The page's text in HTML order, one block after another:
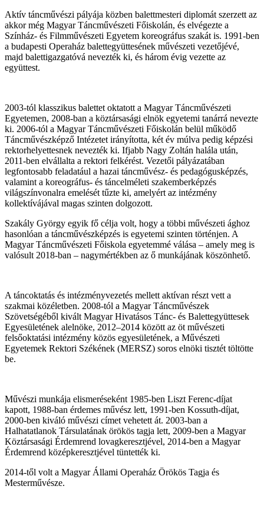
Aktív táncművészi pályája közben balettmesteri diplomát szerzett az
akkor még Magyar Táncművészeti Főiskolán, és elvégezte a
Színház- és Filmművészeti Egyetem koreográfus szakát is. 1991-ben
a budapesti Operaház balettegyüttesének művészeti vezetőjévé,
majd balettigazgatóvá nevezték ki, és három évig vezette az
együttest.
2003-tól klasszikus balettet oktatott a Magyar Táncművészeti
Egyetemen, 2008-ban a köztársasági elnök egyetemi tanárrá nevezte
ki. 2006-tól a Magyar Táncművészeti Főiskolán belül működő
Táncművészképző Intézetet irányította, két év múlva pedig képzési
rektorhelyettesnek nevezték ki. Ifjabb Nagy Zoltán halála után,
2011-ben elvállalta a rektori felkérést. Vezetői pályázatában
legfontosabb feladatául a hazai táncművész- és pedagógusképzés,
valamint a koreográfus- és táncelméleti szakemberképzés
világszínvonalra emelését tűzte ki, amelyért az intézmény
kollektívájával magas szinten dolgozott.
Szakály György egyik fő célja volt, hogy a többi művészeti ághoz
hasonlóan a táncművészképzés is egyetemi szinten történjen. A
Magyar Táncművészeti Főiskola egyetemmé válása – amely meg is
valósult 2018-ban – nagymértékben az ő munkájának köszönhető.
A táncoktatás és intézményvezetés mellett aktívan részt vett a
szakmai közéletben. 2008-tól a Magyar Táncművészek
Szövetségéből kivált Magyar Hivatásos Tánc- és Balettegyüttesek
Egyesületének alelnöke, 2012–2014 között az öt művészeti
felsőoktatási intézmény közös egyesületének, a Művészeti
Egyetemek Rektori Székének (MERSZ) soros elnöki tisztét töltötte
be.
Művészi munkája elismeréseként 1985-ben Liszt Ferenc-díjat
kapott, 1988-ban érdemes művész lett, 1991-ben Kossuth-díjat,
2000-ben kiváló művészi címet vehetett át. 2003-ban a
Halhatatlanok Társulatának örökös tagja lett, 2009-ben a Magyar
Köztársasági Érdemrend lovagkeresztjével, 2014-ben a Magyar
Érdemrend középkeresztjével tüntették ki.
2014-től volt a Magyar Állami Operaház Örökös Tagja és
Mesterművésze.